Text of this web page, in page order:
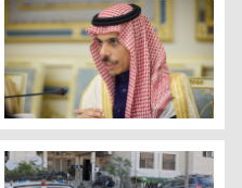
فیصل بن فرحان, وزیر امور